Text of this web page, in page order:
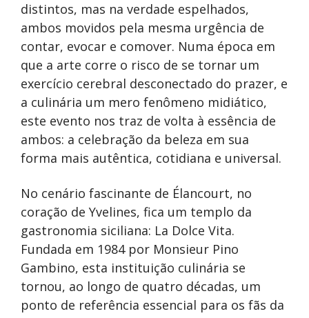
distintos, mas na verdade espelhados,
ambos movidos pela mesma urgência de
contar, evocar e comover. Numa época em
que a arte corre o risco de se tornar um
exercício cerebral desconectado do prazer, e
a culinária um mero fenômeno midiático,
este evento nos traz de volta à essência de
ambos: a celebração da beleza em sua
forma mais autêntica, cotidiana e universal.
No cenário fascinante de Élancourt, no
coração de Yvelines, fica um templo da
gastronomia siciliana: La Dolce Vita.
Fundada em 1984 por Monsieur Pino
Gambino, esta instituição culinária se
tornou, ao longo de quatro décadas, um
ponto de referência essencial para os fãs da